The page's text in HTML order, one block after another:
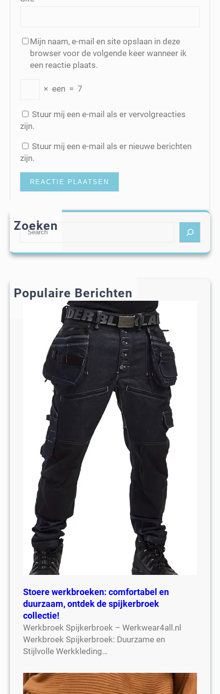
Mijn naam, e-mail en site opslaan in deze
browser voor de volgende keer wanneer ik
een reactie plaats.
× een = 7
Stuur mij een e-mail als er vervolgreacties
zijn.
Stuur mij een e-mail als er nieuwe berichten
zijn.
Zoeken
S
a
h
Populaire Berichten
Stoere werkbroeken: comfortabel en
duurzaam, ontdek de spijkerbroek
collectie!
Werkbroek Spijkerbroek – Werkwear4all.nl
Werkbroek Spijkerbroek: Duurzame en
Stijlvolle Werkkleding…